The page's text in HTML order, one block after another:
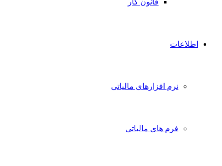
قانون کار
اطلاعات
نرم افزارهای مالیاتی
فرم های مالیاتی